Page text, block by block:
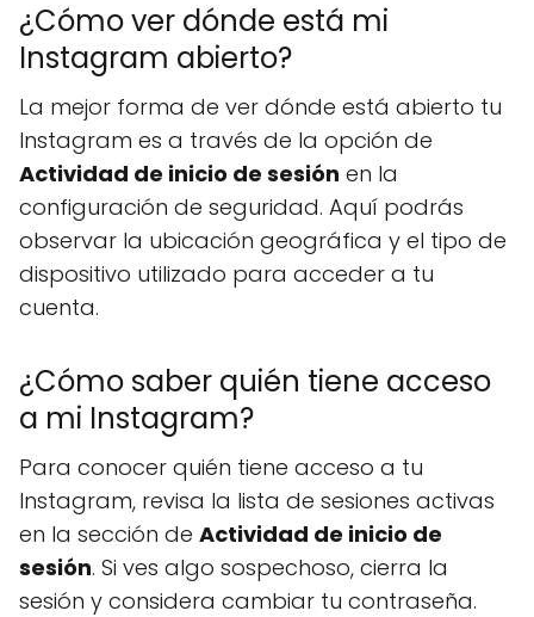
¿Cómo ver dónde está mi
Instagram abierto?
La mejor forma de ver dónde está abierto tu
Instagram es a través de la opción de
Actividad de inicio de sesión en la
configuración de seguridad. Aquí podrás
observar la ubicación geográfica y el tipo de
dispositivo utilizado para acceder a tu
cuenta.
¿Cómo saber quién tiene acceso
a mi Instagram?
Para conocer quién tiene acceso a tu
Instagram, revisa la lista de sesiones activas
en la sección de Actividad de inicio de
sesión. Si ves algo sospechoso, cierra la
sesión y considera cambiar tu contraseña.